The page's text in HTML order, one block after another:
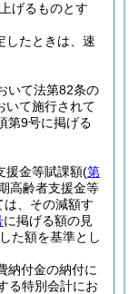
げるものとす
したときは、速
いて法第82条の
いて施行されて
第9号に掲げる
援金等賦課額(第
高齢者支援金等
、その減額す
に掲げる額の見
た額を基準とし
納付金の納付に
る特別会計にお